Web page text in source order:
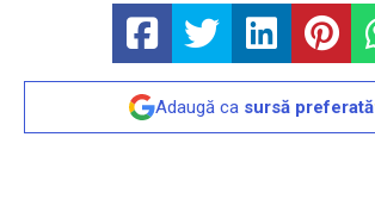
Adaugă ca sursă preferată